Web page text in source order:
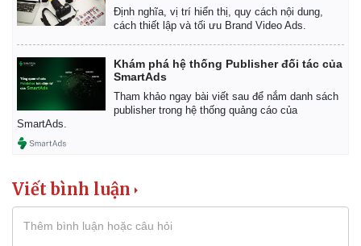
Định nghĩa, vị trí hiển thị, quy cách nội dung,
cách thiết lập và tối ưu Brand Video Ads.
Khám phá hệ thống Publisher đối tác của
SmartAds
Tham khảo ngay bài viết sau để nắm danh sách
publisher trong hệ thống quảng cáo của
SmartAds.
Viết bình luận